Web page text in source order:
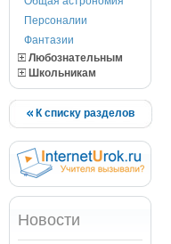
Персоналии
Фантазии
Любознательным
Школьникам
К списку разделов
Новости